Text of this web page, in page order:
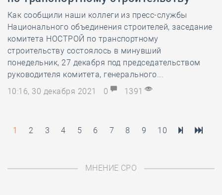
Как сообщили наши коллеги из пресс-службы
Национального объединения строителей, заседание
комитета НОСТРОЙ по транспортному
строительству состоялось в минувший
понедельник, 27 декабря под председательством
руководителя комитета, генерального...
10:16, 30 декабря 2021
0 1391
1 2 3 4 5 6 7 8 9 10
МНЕНИЕ СРО